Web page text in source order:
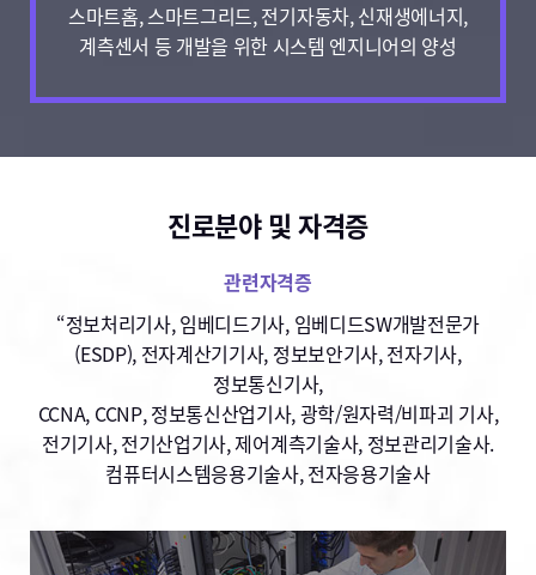
스마트홈, 스마트그리드, 전기자동차, 신재생에너지,
계측센서 등 개발을 위한 시스템 엔지니어의 양성
진로분야 및 자격증
관련자격증
“정보처리기사, 임베디드기사, 임베디드SW개발전문가
(ESDP), 전자계산기기사, 정보보안기사, 전자기사,
정보통신기사,
CCNA, CCNP, 정보통신산업기사, 광학/원자력/비파괴 기사,
전기기사, 전기산업기사, 제어계측기술사, 정보관리기술사.
컴퓨터시스템응용기술사, 전자응용기술사